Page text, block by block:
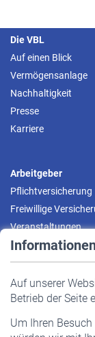
Auf unserer
Betrieb der Seite
Um Ihren
Die VBL
Auf einen Blick
Vermögensanlage
Nachhaltigkeit
Presse
Karriere
Arbeitgeber
Pflichtversicherung
Freiwillige
Veranstaltungen
Pflichtversicherung
Staatliche